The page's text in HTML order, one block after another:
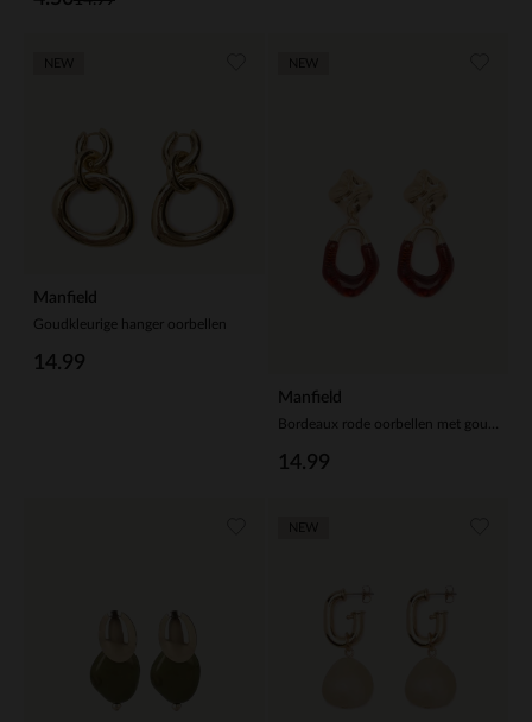
Manfield
Goudkleurige hanger oorbellen
14.99
Manfield
14.99